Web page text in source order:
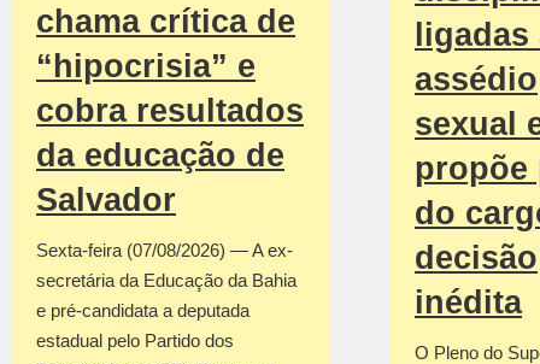
chama crítica de
“hipocrisia” e
cobra resultados
da educação de
Salvador
Sexta-feira (07/08/2026) — A ex-
secretária da Educação da Bahia
e pré-candidata a deputada
estadual pelo Partido dos
ligadas
assédio
sexual
propõe
do
decisão
inédita
O Pleno do